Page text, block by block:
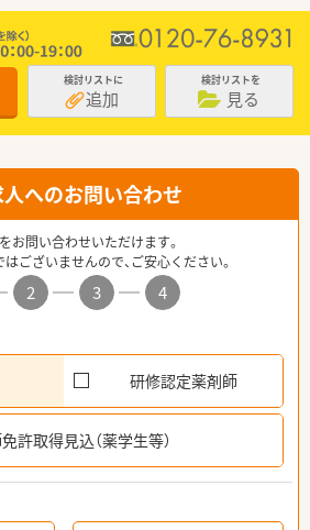
検討リストに
追加
検討リストを
見る
へのお問い合わせ
お問い合わせいただけます。
ございませんので、ご安心ください。
2 3
4
研修認定薬剤師
許取得見込（薬学生等）